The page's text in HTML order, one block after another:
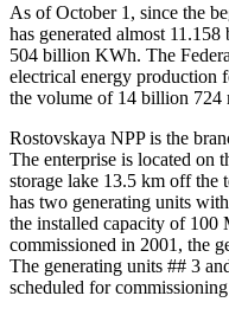
As of October 1, since the
has generated almost
504 billion KWh. The
electrical energy production
the volume of 14 billion
Rostovskaya NPP is the
The enterprise is located on
storage lake 13.5 km off
has two generating units
the installed capacity of 100
commissioned in 2001, the
The generating units ## 3
scheduled for